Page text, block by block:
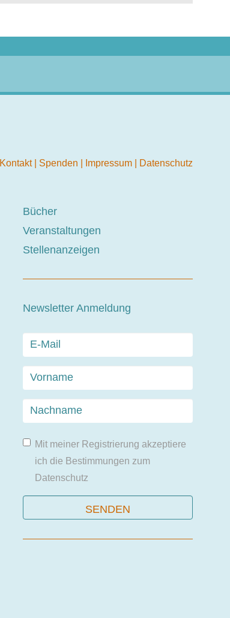
Kontakt Spenden Impressum Datenschutz
Bücher
Veranstaltungen
Stellenanzeigen
Newsletter Anmeldung
Mit meiner Registrierung akzeptiere
ich die Bestimmungen zum
Datenschutz